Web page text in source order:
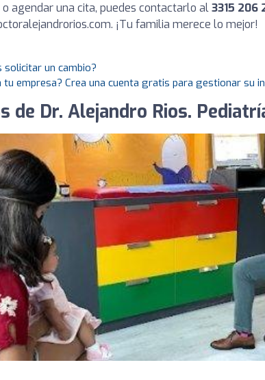
o agendar una cita, puedes contactarlo al3315 206
. ¡Tu familia merece lo mejor!
solicitar un cambio?
tu empresa? Crea una cuenta gratis para gestionar su
de Dr. Alejandro Rios.